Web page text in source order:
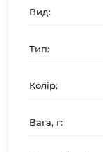
Вид:
Тип:
Колір:
Вага, г: